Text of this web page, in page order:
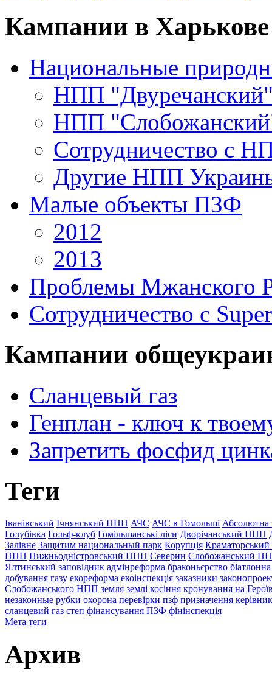
Кампании в Харькове
Национальные
НПП
НПП
Сотрудничество с
Другие НПП
Малые объекты ПЗФ
2012
2013
Проблемы Мжанского
Сотрудничество с
Кампании
Сланцевый газ
Генплан - ключ к
Запретить фосфид
Теги
Іванівський Ічнянський НПП АЧС АЧС в Гомольші Абсолютна
Голубівка Гольф-клуб Гомільшанські ліси Дворічанський НПП
Залівне Защитим национальный парк Корупція
НПП Нижньодністровський НПП Северин Слобожанський
Ялтинський заповідник адмінреформа браконьєрство
добування газу екореформа екоінспекція заказники
Слобожанського НПП земля землі косіння кронування на
незаконные рубки охорона перевірки пзф призначення
сланцевий газ степ фінансування ПЗФ фінінспекція
Мета теги
Архив